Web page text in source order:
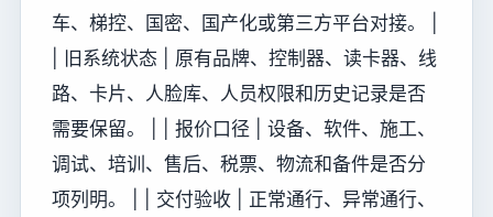
车、梯控、国密、国产化或第三方平台对接。 |
| 旧系统状态 | 原有品牌、控制器、读卡器、线
路、卡片、人脸库、人员权限和历史记录是否
需要保留。 | | 报价口径 | 设备、软件、施工、
调试、培训、售后、税票、物流和备件是否分
项列明。 | | 交付验收 | 正常通行、异常通行、